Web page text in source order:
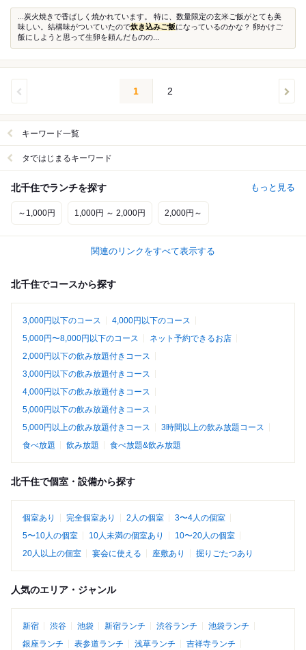
...炭火焼きで香ばしく焼かれています。 特に、数量限定の玄米ご飯がとても美
味しい。結構味がついていたので炊き込みご飯になっているのかな？ 卵かけご
飯にしようと思って生卵を頼んだものの...
1 2
キーワード一覧
タではじまるキーワード
北千住でランチを探す もっと見る
～1,000円 1,000円 ～ 2,000円 2,000円～
関連のリンクをすべて表示する
北千住でコースから探す
3,000円以下のコース
4,000円以下のコース
5,000円〜8,000円以下のコース
ネット予約できるお店
2,000円以下の飲み放題付きコース
3,000円以下の飲み放題付きコース
4,000円以下の飲み放題付きコース
5,000円以下の飲み放題付きコース
5,000円以上の飲み放題付きコース
3時間以上の飲み放題コース
食べ放題
飲み放題 食べ放題&飲み放題
北千住で個室・設備から探す
個室あり 完全個室あり 2人の個室
3〜4人の個室
5〜10人の個室
10人未満の個室あり
10〜20人の個室
20人以上の個室
宴会に使える 座敷あり 掘りごたつあり
人気のエリア・ジャンル
新宿 渋谷 池袋 新宿ランチ 渋谷ランチ
池袋ランチ
銀座ランチ
表参道ランチ 浅草ランチ
吉祥寺ランチ